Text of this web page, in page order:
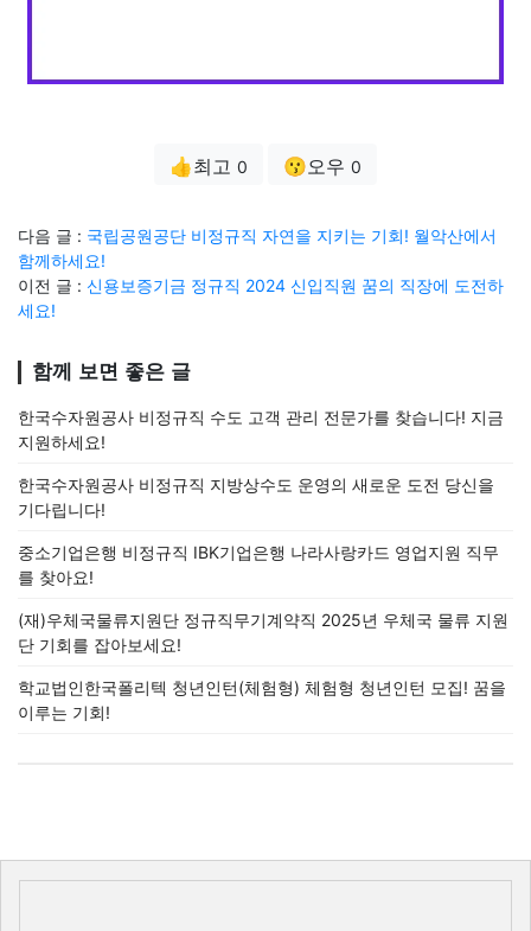
👍최고 0 😗오우 0
다음 글 : 국립공원공단 비정규직 자연을 지키는 기회! 월악산에서
함께하세요!
이전 글 : 신용보증기금 정규직 2024 신입직원 꿈의 직장에 도전하
세요!
함께 보면 좋은 글
한국수자원공사 비정규직 수도 고객 관리 전문가를 찾습니다! 지금
지원하세요!
한국수자원공사 비정규직 지방상수도 운영의 새로운 도전 당신을
기다립니다!
중소기업은행 비정규직 IBK기업은행 나라사랑카드 영업지원 직무
를 찾아요!
(재)우체국물류지원단 정규직무기계약직 2025년 우체국 물류 지원
단 기회를 잡아보세요!
학교법인한국폴리텍 청년인턴(체험형) 체험형 청년인턴 모집! 꿈을
이루는 기회!